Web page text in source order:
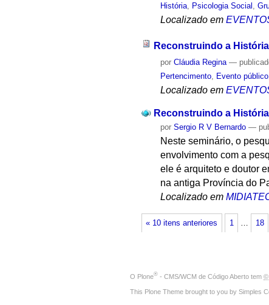
História
Psicologia Social ,
Localizado em
Reconstruindo a
porCláudia Regina —
Pertencimento Evento público
Localizado em
Reconstruindo a
porSergio R V Bernardo —
Neste seminário, o
envolvimento com a
ele é arquiteto e doutor
na antiga Província do
Localizado em
« 10 itens anteriores 1 18
O Plone® - CMS/WCM de Código Aberto tem ©
This Plone Theme brought to you by Simples